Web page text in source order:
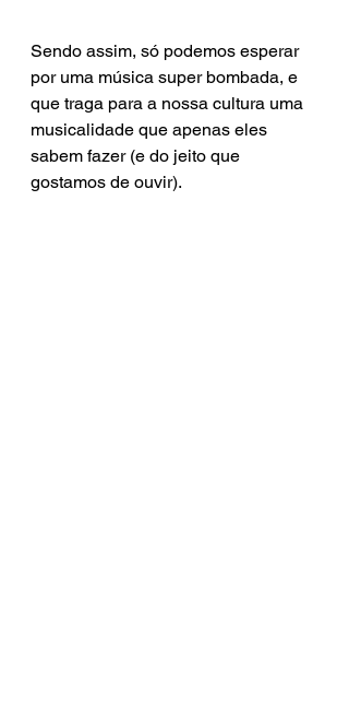
Sendo assim, só podemos esperar
por uma música super bombada, e
que traga para a nossa cultura uma
musicalidade que apenas eles
sabem fazer (e do jeito que
gostamos de ouvir).